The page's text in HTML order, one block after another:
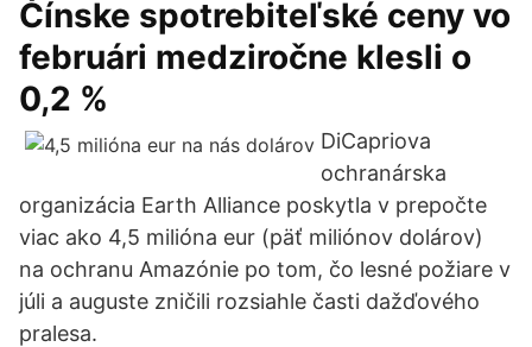
Čínske spotrebiteľské ceny vo
februári medziročne klesli o
0,2 %
DiCapriova
ochranárska
organizácia Earth Alliance poskytla v prepočte
viac ako 4,5 milióna eur (päť miliónov dolárov)
na ochranu Amazónie po tom, čo lesné požiare v
júli a auguste zničili rozsiahle časti dažďového
pralesa.